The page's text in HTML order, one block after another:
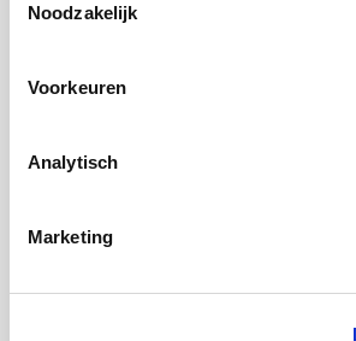
Noodzakelijk
Voorkeuren
Analytisch
Marketing